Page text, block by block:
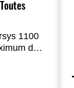
1100
de
du